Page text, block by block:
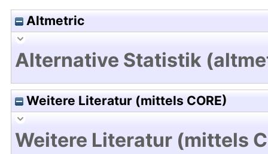
Altmetric
Alternative Statistik
Weitere Literatur (mittels CORE)
Weitere Literatur (mittels